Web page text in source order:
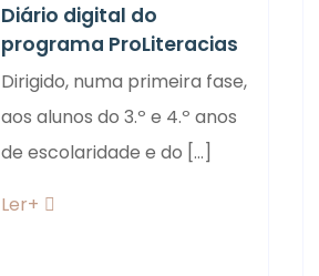
Diário digital do
programa ProLiteracias
Dirigido, numa primeira fase,
aos alunos do 3.º e 4.º anos
de escolaridade e do [...]
Ler+